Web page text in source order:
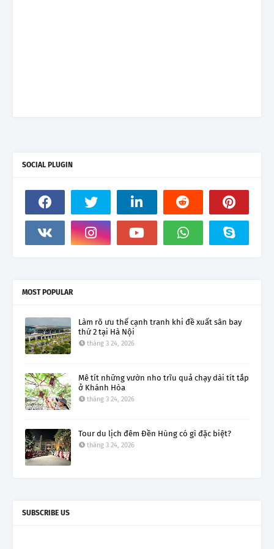
SOCIAL PLUGIN
MOST POPULAR
Làm rõ ưu thế cạnh tranh khi đề xuất sân bay
thứ 2 tại Hà Nội
tháng 3 24, 2026
Mê tít những vườn nho trĩu quả chạy dài tít tắp
ở Khánh Hòa
tháng 3 24, 2026
Tour du lịch đêm Đền Hùng có gì đặc biệt?
tháng 3 24, 2026
SUBSCRIBE US